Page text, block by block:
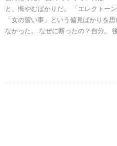
と、悔やむばかりだ。 「エレクトー
「女の習い事」という偏見ばかりを
なかった。 なぜに断ったの？自分。